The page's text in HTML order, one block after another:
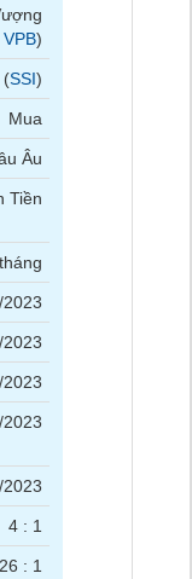
VPB)
(SSI)
Mua
Âu
Tiền
2023
4 : 1
: 1